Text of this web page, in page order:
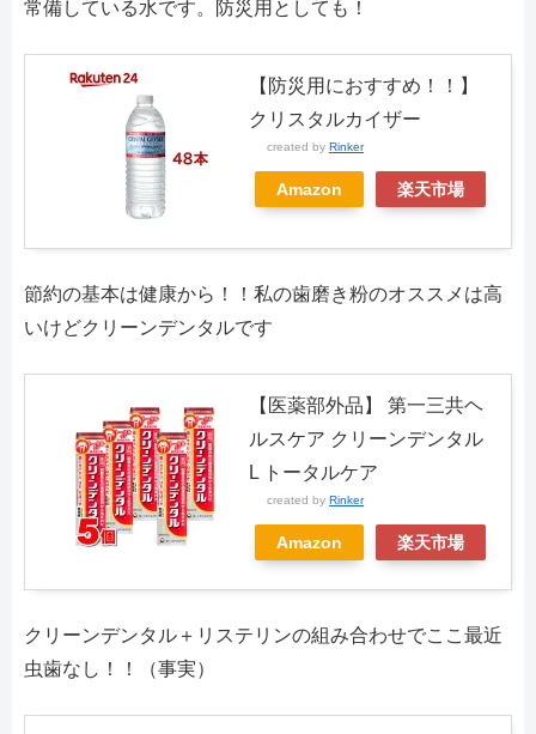
常備している水です。防災用としても！
【防災用におすすめ！！】
クリスタルカイザー
created by Rinker
Amazon 楽天市場
節約の基本は健康から！！私の歯磨き粉のオススメは高
いけどクリーンデンタルです
【医薬部外品】 第一三共ヘ
ルスケア クリーンデンタル
L トータルケア
created by Rinker
Amazon 楽天市場
クリーンデンタル＋リステリンの組み合わせでここ最近
虫歯なし！！（事実）